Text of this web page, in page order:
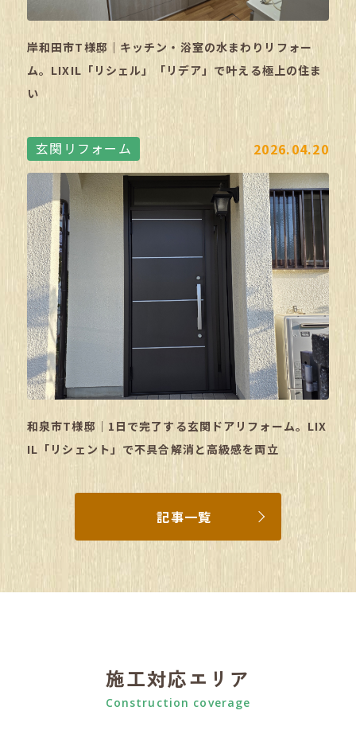
岸和田市T様邸｜キッチン・浴室の水まわりリフォー
ム。LIXIL「リシェル」「リデア」で叶える極上の住ま
い
玄関リフォーム 2026.04.20
和泉市T様邸｜1日で完了する玄関ドアリフォーム。LIX
IL「リシェント」で不具合解消と高級感を両立
記事一覧
施工対応エリア
Construction coverage